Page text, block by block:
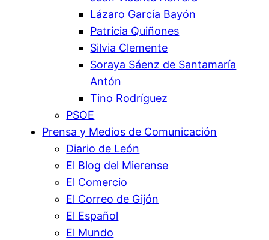
Lázaro García Bayón
Patricia Quiñones
Silvia Clemente
Soraya Sáenz de Santamaría
Antón
Tino Rodríguez
PSOE
Prensa y Medios de Comunicación
Diario de León
El Blog del Mierense
El Comercio
El Correo de Gijón
El Español
El Mundo